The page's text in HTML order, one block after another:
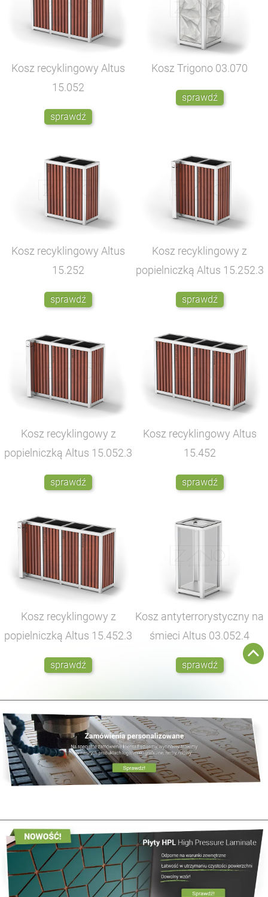
Kosz recyklingowy Altus
15.052
sprawdź
Kosz Trigono 03.070
sprawdź
Kosz recyklingowy Altus
15.252
sprawdź
Kosz recyklingowy z
popielniczką Altus 15.252.3
sprawdź
Kosz recyklingowy z
popielniczką Altus 15.052.3
sprawdź
Kosz recyklingowy Altus
15.452
sprawdź
Kosz recyklingowy z
popielniczką Altus 15.452.3
sprawdź
Kosz antyterrorystyczny na
śmieci Altus 03.052.4
sprawdź